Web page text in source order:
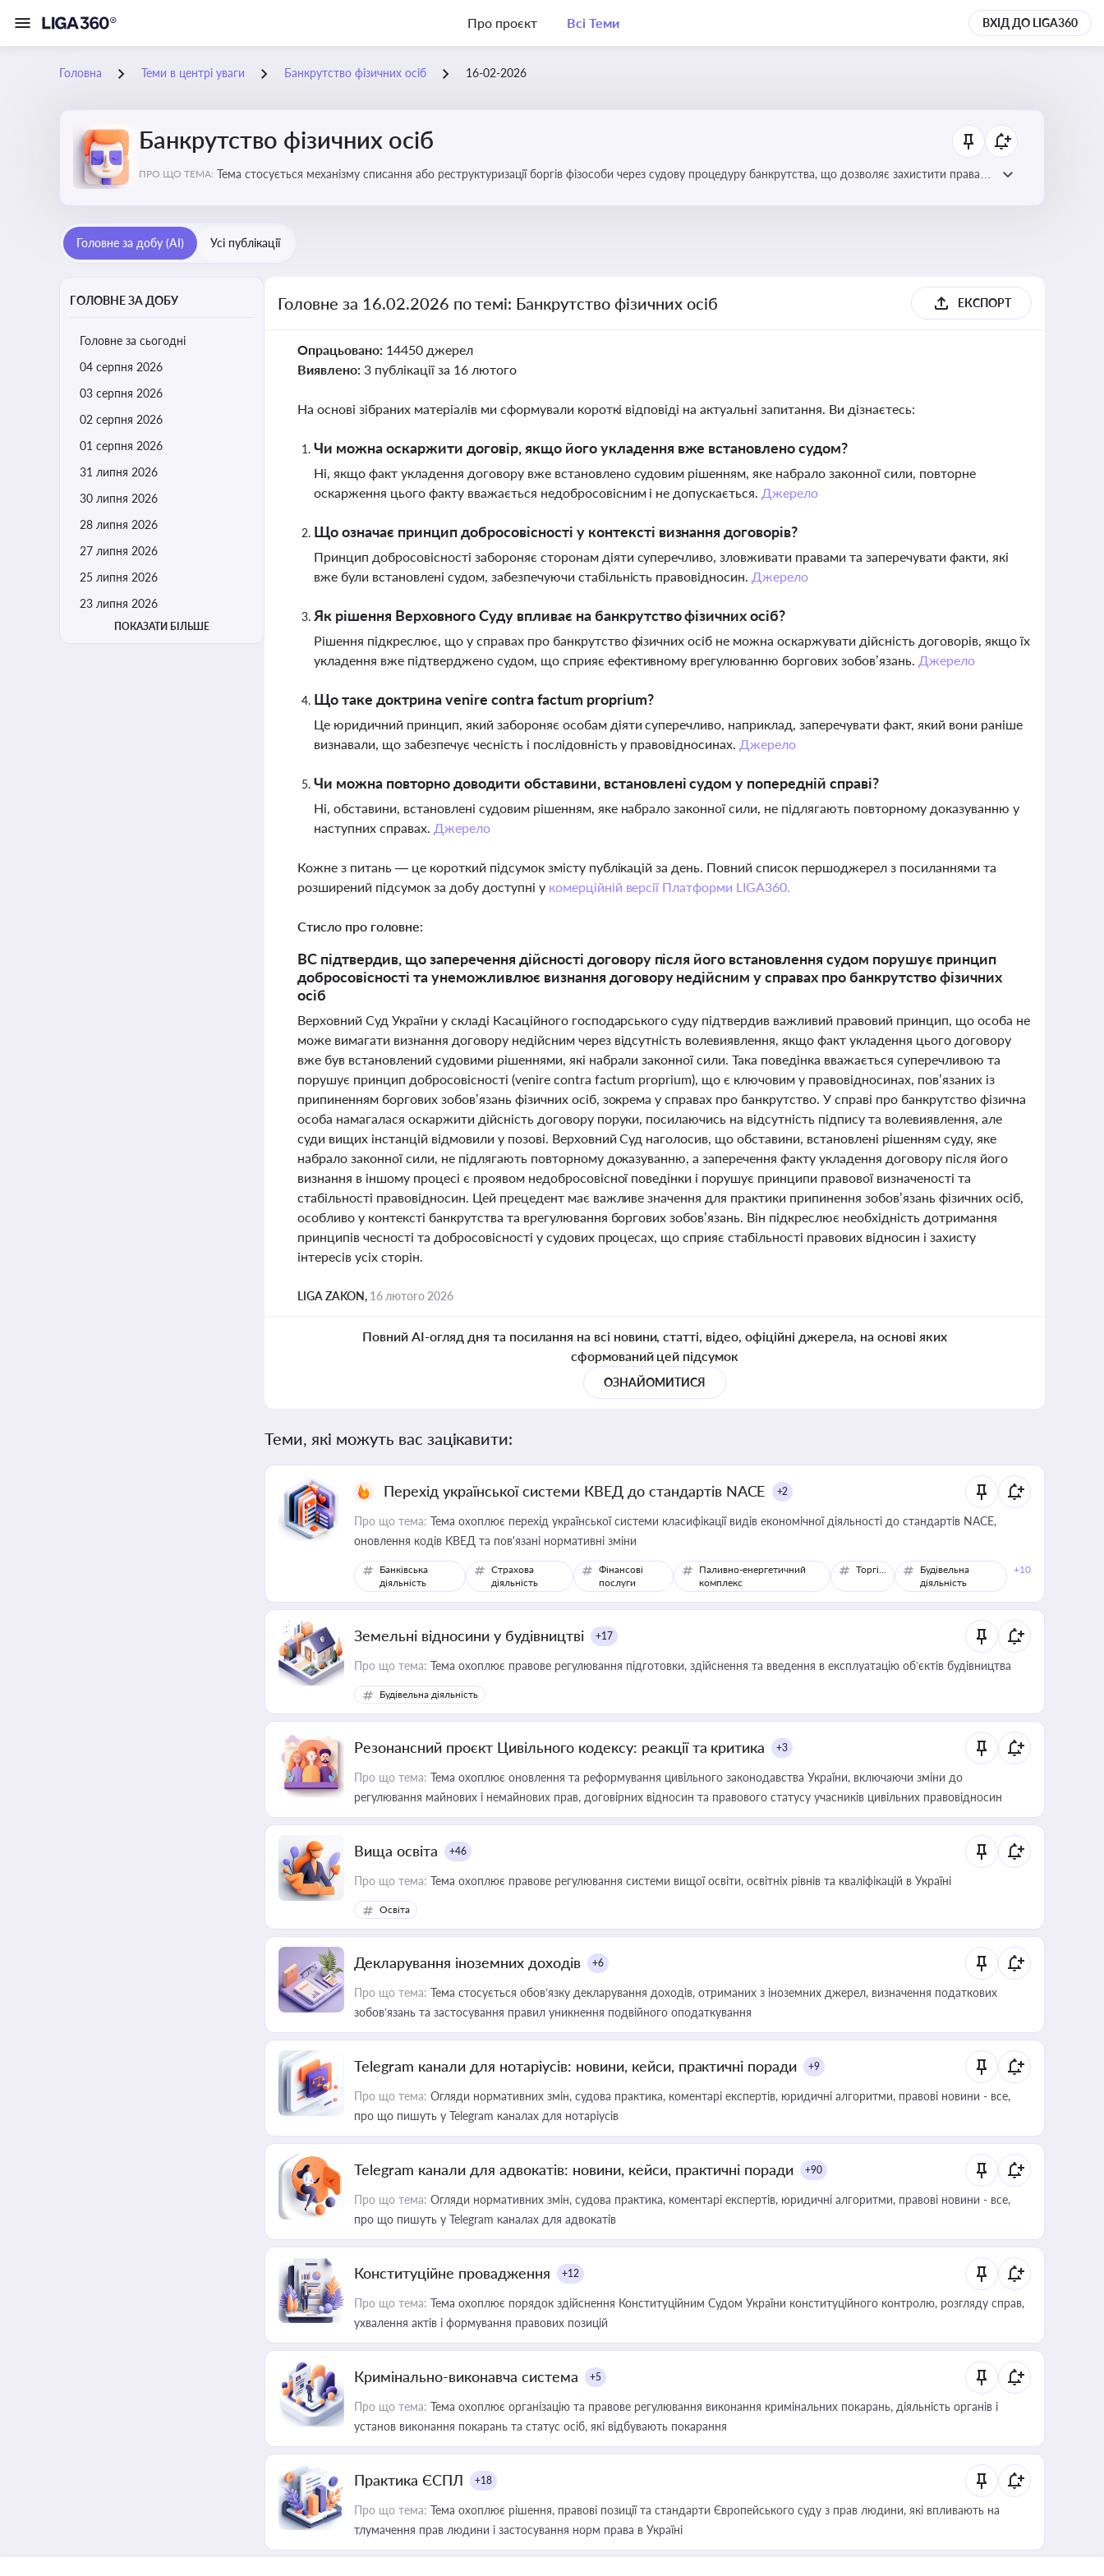
Про проєкт Всі Теми ВХІД ДО LIGA360
Головна Теми в центрі уваги Банкрутство фізичних осіб 16-02-2026
Банкрутство фізичних осіб
ПРО ЩО ТЕМА: Тема стосується механізму списання або реструктуризації боргів фізособи через судову процедуру банкрутства, що дозволяє захистити права
Головне за добу (AI) Усі публікації
ГОЛОВНЕ ЗА ДОБУ
Головне за сьогодні
04 серпня 2026
03 серпня 2026
02 серпня 2026
01 серпня 2026
31 липня 2026
30 липня 2026
28 липня 2026
27 липня 2026
25 липня 2026
23 липня 2026
ПОКАЗАТИ БІЛЬШЕ
Головне за 16.02.2026 по темі: Банкрутство фізичних осіб ЕКСПОРТ
Опрацьовано: 14450 джерел
Виявлено: 3 публікації за 16 лютого
На основі зібраних матеріалів ми сформували короткі відповіді на актуальні запитання. Ви дізнаєтесь:
Чи можна оскаржити договір, якщо його укладення вже встановлено судом?
Ні, якщо факт укладення договору вже встановлено судовим рішенням, яке набрало законної сили, повторне
оскарження цього факту вважається недобросовісним і не допускається. Джерело
Що означає принцип добросовісності у контексті визнання договорів?
Принцип добросовісності забороняє сторонам діяти суперечливо, зловживати правами та заперечувати факти, які
вже були встановлені судом, забезпечуючи стабільність правовідносин. Джерело
Як рішення Верховного Суду впливає на банкрутство фізичних осіб?
Рішення підкреслює, що у справах про банкрутство фізичних осіб не можна оскаржувати дійсність договорів, якщо їх
укладення вже підтверджено судом, що сприяє ефективному врегулюванню боргових зобов’язань. Джерело
Що таке доктрина venire contra factum proprium?
Це юридичний принцип, який забороняє особам діяти суперечливо, наприклад, заперечувати факт, який вони раніше
визнавали, що забезпечує чесність і послідовність у правовідносинах. Джерело
Чи можна повторно доводити обставини, встановлені судом у попередній справі?
Ні, обставини, встановлені судовим рішенням, яке набрало законної сили, не підлягають повторному доказуванню у
наступних справах. Джерело
Кожне з питань — це короткий підсумок змісту публікацій за день. Повний список першоджерел з посиланнями та
розширений підсумок за добу доступні у комерційній версії Платформи LIGA360.
Стисло про головне:
ВС підтвердив, що заперечення дійсності договору після його встановлення судом порушує принцип
добросовісності та унеможливлює визнання договору недійсним у справах про банкрутство фізичних
осіб
Верховний Суд України у складі Касаційного господарського суду підтвердив важливий правовий принцип, що особа не
може вимагати визнання договору недійсним через відсутність волевиявлення, якщо факт укладення цього договору
вже був встановлений судовими рішеннями, які набрали законної сили. Така поведінка вважається суперечливою та
порушує принцип добросовісності (venire contra factum proprium), що є ключовим у правовідносинах, пов’язаних із
припиненням боргових зобов’язань фізичних осіб, зокрема у справах про банкрутство. У справі про банкрутство фізична
особа намагалася оскаржити дійсність договору поруки, посилаючись на відсутність підпису та волевиявлення, але
суди вищих інстанцій відмовили у позові. Верховний Суд наголосив, що обставини, встановлені рішенням суду, яке
набрало законної сили, не підлягають повторному доказуванню, а заперечення факту укладення договору після його
визнання в іншому процесі є проявом недобросовісної поведінки і порушує принципи правової визначеності та
стабільності правовідносин. Цей прецедент має важливе значення для практики припинення зобов’язань фізичних осіб,
особливо у контексті банкрутства та врегулювання боргових зобов’язань. Він підкреслює необхідність дотримання
принципів чесності та добросовісності у судових процесах, що сприяє стабільності правових відносин і захисту
інтересів усіх сторін.
LIGA ZAKON, 16 лютого 2026
Повний AI-огляд дня та посилання на всі новини, статті, відео, офіційні джерела, на основі яких
сформований цей підсумок
ОЗНАЙОМИТИСЯ
Теми, які можуть вас зацікавити:
Перехід української системи КВЕД до стандартів NACE +2
Про що тема: Тема охоплює перехід української системи класифікації видів економічної діяльності до стандартів NACE,
оновлення кодів КВЕД та пов'язані нормативні зміни
Банківська
діяльність
Страхова
діяльність
Фінансові
послуги
Паливно-енергетичний
комплекс
Торгівля
Будівельна
діяльність
+10
Земельні відносини у будівництві +17
Про що тема: Тема охоплює правове регулювання підготовки, здійснення та введення в експлуатацію об’єктів будівництва
Будівельна діяльність
Резонансний проєкт Цивільного кодексу: реакції та критика +3
Про що тема: Тема охоплює оновлення та реформування цивільного законодавства України, включаючи зміни до
регулювання майнових і немайнових прав, договірних відносин та правового статусу учасників цивільних правовідносин
Вища освіта +46
Про що тема: Тема охоплює правове регулювання системи вищої освіти, освітніх рівнів та кваліфікацій в Україні
Освіта
Декларування іноземних доходів +6
Про що тема: Тема стосується обов’язку декларування доходів, отриманих з іноземних джерел, визначення податкових
зобов’язань та застосування правил уникнення подвійного оподаткування
Telegram канали для нотаріусів: новини, кейси, практичні поради +9
Про що тема: Огляди нормативних змін, судова практика, коментарі експертів, юридичні алгоритми, правові новини - все,
про що пишуть у Telegram каналах для нотаріусів
Telegram канали для адвокатів: новини, кейси, практичні поради +90
Про що тема: Огляди нормативних змін, судова практика, коментарі експертів, юридичні алгоритми, правові новини - все,
про що пишуть у Telegram каналах для адвокатів
Конституційне провадження +12
Про що тема: Тема охоплює порядок здійснення Конституційним Судом України конституційного контролю, розгляду справ,
ухвалення актів і формування правових позицій
Кримінально-виконавча система +5
Про що тема: Тема охоплює організацію та правове регулювання виконання кримінальних покарань, діяльність органів і
установ виконання покарань та статус осіб, які відбувають покарання
Практика ЄСПЛ +18
Про що тема: Тема охоплює рішення, правові позиції та стандарти Європейського суду з прав людини, які впливають на
тлумачення прав людини і застосування норм права в Україні